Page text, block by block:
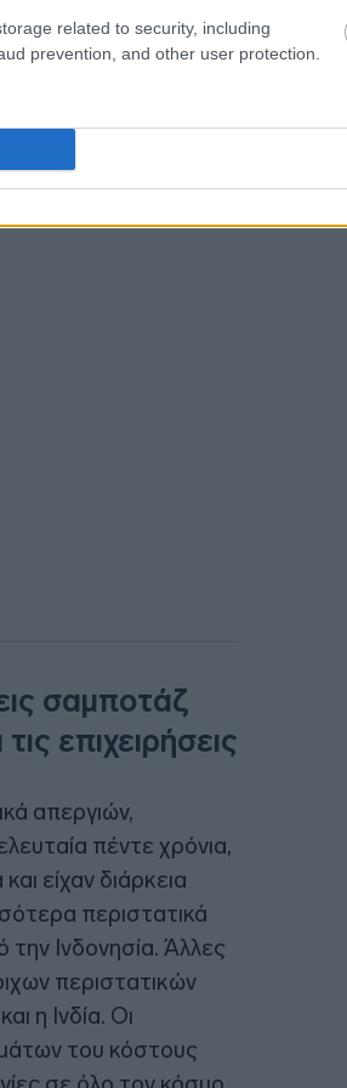
related to security, including
prevention, and other user protection.
σαμποτάζ
επιχειρήσεις
απεργιών,
πέντε χρόνια,
είχαν διάρκεια
περιστατικά
Ινδονησία. Άλλες
περιστατικών
η Ινδία. Οι
του κόστους